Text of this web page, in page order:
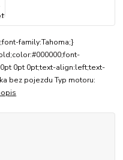
family:Tahoma;}
0pt 0pt;text-align:left;text-
bez pojezdu Typ motoru: